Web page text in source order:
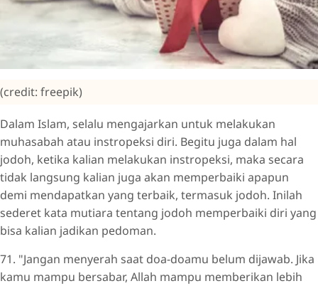
(credit: freepik)
Dalam Islam, selalu mengajarkan untuk melakukan
muhasabah atau instropeksi diri. Begitu juga dalam hal
jodoh, ketika kalian melakukan instropeksi, maka secara
tidak langsung kalian juga akan memperbaiki apapun
demi mendapatkan yang terbaik, termasuk jodoh. Inilah
sederet kata mutiara tentang jodoh memperbaiki diri yang
bisa kalian jadikan pedoman.
71. "Jangan menyerah saat doa-doamu belum dijawab. Jika
kamu mampu bersabar, Allah mampu memberikan lebih